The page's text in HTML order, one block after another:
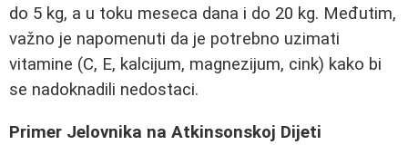
do 5 kg, a u toku meseca dana i do 20 kg. Međutim,
važno je napomenuti da je potrebno uzimati
vitamine (C, E, kalcijum, magnezijum, cink) kako bi
se nadoknadili nedostaci.
Primer Jelovnika na Atkinsonskoj Dijeti